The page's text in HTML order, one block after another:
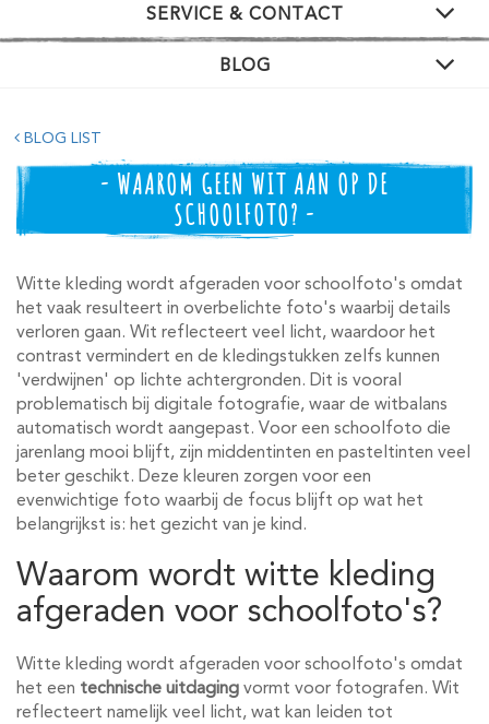
SERVICE & CONTACT
BLOG
BLOG LIST
- WAAROM GEEN WIT AAN OP DE
SCHOOLFOTO? -
Witte kleding wordt afgeraden voor schoolfoto's omdat
het vaak resulteert in overbelichte foto's waarbij details
verloren gaan. Wit reflecteert veel licht, waardoor het
contrast vermindert en de kledingstukken zelfs kunnen
'verdwijnen' op lichte achtergronden. Dit is vooral
problematisch bij digitale fotografie, waar de witbalans
automatisch wordt aangepast. Voor een schoolfoto die
jarenlang mooi blijft, zijn middentinten en pasteltinten veel
beter geschikt. Deze kleuren zorgen voor een
evenwichtige foto waarbij de focus blijft op wat het
belangrijkst is: het gezicht van je kind.
Waarom wordt witte kleding
afgeraden voor schoolfoto's?
Witte kleding wordt afgeraden voor schoolfoto's omdat
het een technische uitdaging vormt voor fotografen. Wit
reflecteert namelijk veel licht, wat kan leiden tot